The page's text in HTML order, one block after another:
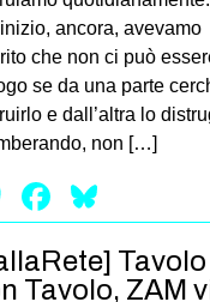
ancora, avevamo
che non ci può
se da una parte
e dall’altra lo
non […]
Mastodon
Facebook
Tavolo
Tavolo, ZAM